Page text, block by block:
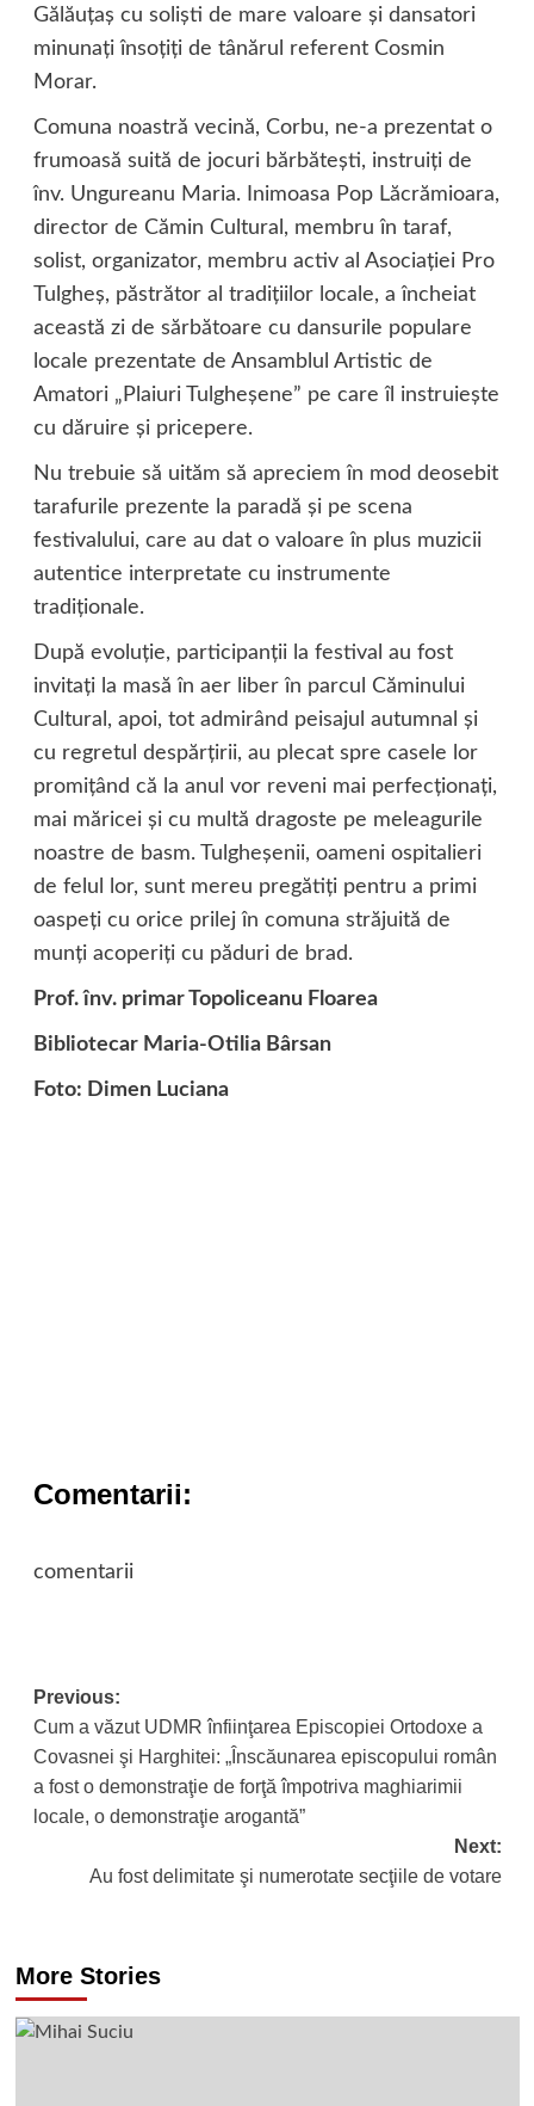
Gălăuţaş cu solişti de mare valoare şi dansatori
minunaţi însoţiţi de tânărul referent Cosmin
Morar.
Comuna noastră vecină, Corbu, ne-a prezentat o
frumoasă suită de jocuri bărbăteşti, instruiţi de
înv. Ungureanu Maria. Inimoasa Pop Lăcrămioara,
director de Cămin Cultural, membru în taraf,
solist, organizator, membru activ al Asociaţiei Pro
Tulgheş, păstrător al tradiţiilor locale, a încheiat
această zi de sărbătoare cu dansurile populare
locale prezentate de Ansamblul Artistic de
Amatori „Plaiuri Tulgheşene” pe care îl instruieşte
cu dăruire şi pricepere.
Nu trebuie să uităm să apreciem în mod deosebit
tarafurile prezente la paradă şi pe scena
festivalului, care au dat o valoare în plus muzicii
autentice interpretate cu instrumente
tradiţionale.
După evoluţie, participanţii la festival au fost
invitaţi la masă în aer liber în parcul Căminului
Cultural, apoi, tot admirând peisajul autumnal şi
cu regretul despărţirii, au plecat spre casele lor
promiţând că la anul vor reveni mai perfecţionaţi,
mai măricei şi cu multă dragoste pe meleagurile
noastre de basm. Tulgheşenii, oameni ospitalieri
de felul lor, sunt mereu pregătiţi pentru a primi
oaspeţi cu orice prilej în comuna străjuită de
munţi acoperiţi cu păduri de brad.
Prof. înv. primar Topoliceanu Floarea
Bibliotecar Maria-Otilia Bârsan
Foto: Dimen Luciana
Comentarii:
comentarii
Post
navigation
Previous:
Cum a văzut UDMR înfiinţarea Episcopiei Ortodoxe a
Covasnei şi Harghitei: „Înscăunarea episcopului român
a fost o demonstraţie de forţă împotriva maghiarimii
locale, o demonstraţie arogantă”
Next:
Au fost delimitate şi numerotate secţiile de votare
More Stories